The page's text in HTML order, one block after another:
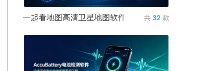
一起看地图高清卫星地图软件 共 32 款